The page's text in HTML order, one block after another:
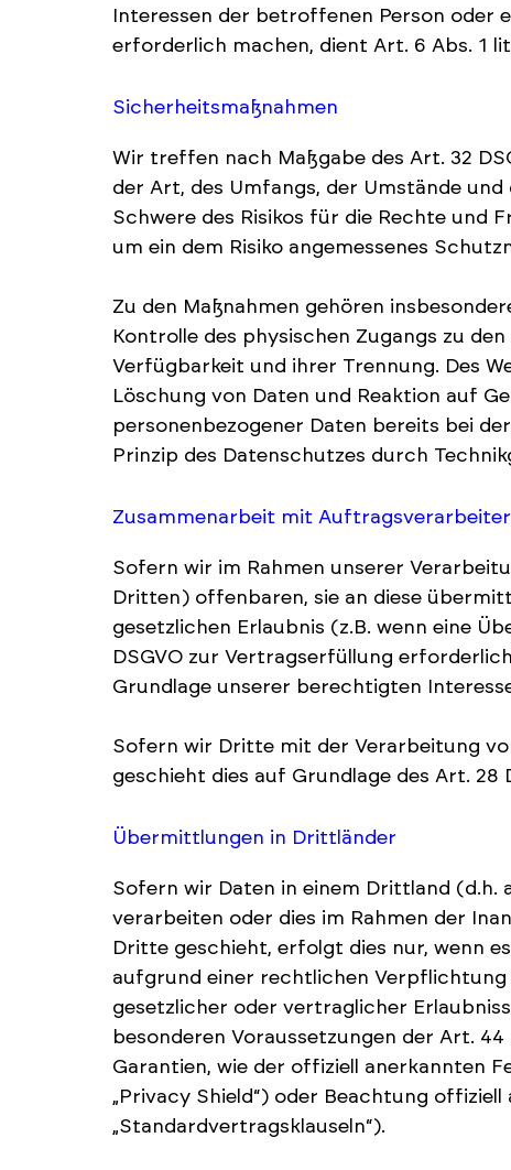
Interessen der betroffenen Person oder
erforderlich machen, dient Art. 6 Abs. 1
Sicherheitsmaßnahmen
Wir treffen nach Maßgabe des Art. 32
der Art, des Umfangs, der Umstände
Schwere des Risikos für die Rechte und
um ein dem Risiko angemessenes
Zu den Maßnahmen gehören
Kontrolle des physischen Zugangs zu
Verfügbarkeit und ihrer Trennung. Des
Löschung von Daten und Reaktion auf
personenbezogener Daten bereits bei
Prinzip des Datenschutzes durch
Zusammenarbeit mit
Sofern wir im Rahmen unserer
Dritten) offenbaren, sie an diese
gesetzlichen Erlaubnis (z.B. wenn eine
DSGVO zur Vertragserfüllung
Grundlage unserer berechtigten
Sofern wir Dritte mit der Verarbeitung
geschieht dies auf Grundlage des Art. 28
Übermittlungen in Drittländer
Sofern wir Daten in einem Drittland (d.h.
verarbeiten oder dies im Rahmen der
Dritte geschieht, erfolgt dies nur, wenn
aufgrund einer rechtlichen
gesetzlicher oder vertraglicher
besonderen Voraussetzungen der Art.
Garantien, wie der offiziell anerkannten
„Privacy Shield“) oder Beachtung
„Standardvertragsklauseln“).